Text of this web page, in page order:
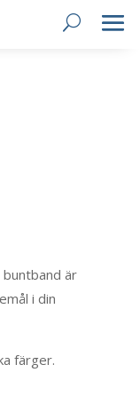
är
i din
färger.